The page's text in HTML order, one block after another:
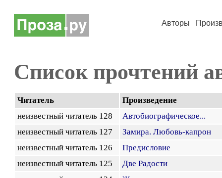
Авторы
Список прочтений
Читатель
Произведение
неизвестный читатель 128
Автобиографическое...
неизвестный читатель 127
Замира. Любовь-капрон
неизвестный читатель 126
Предисловие
неизвестный читатель 125
Две Радости